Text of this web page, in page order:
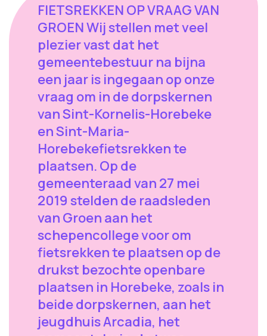
FIETSREKKEN OP VRAAG VAN
GROEN Wij stellen met veel
plezier vast dat het
gemeentebestuur na bijna
een jaar is ingegaan op onze
vraag om in de dorpskernen
van Sint-Kornelis-Horebeke
en Sint-Maria-
Horebekefietsrekken te
plaatsen. Op de
gemeenteraad van 27 mei
2019 stelden de raadsleden
van Groen aan het
schepencollege voor om
fietsrekken te plaatsen op de
drukst bezochte openbare
plaatsen in Horebeke, zoals in
beide dorpskernen, aan het
jeugdhuis Arcadia, het